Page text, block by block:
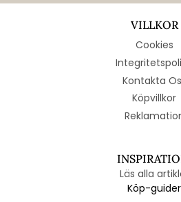
VILLKOR
Cookies
Kontakta
Köpvillkor
Läs alla
Köp-guider